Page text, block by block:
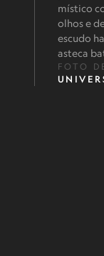
místico
olhos e
escudo
asteca
FOTO